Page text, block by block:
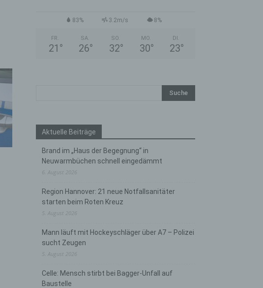
83% 3.2m/s 8%
FR.
21 °
SA.
26°
SO.
32°
MO.
30°
DI.
23°
Aktuelle Beiträge
Brand im „Haus der Begegnung“ in
Neuwarmbüchen schnell eingedämmt
6. August 2026
Region Hannover: 21 neue Notfallsanitäter
starten beim Roten Kreuz
5. August 2026
Mann läuft mit Hockeyschläger über A7 – Polizei
sucht Zeugen
5. August 2026
Celle: Mensch stirbt bei Bagger-Unfall auf
Baustelle